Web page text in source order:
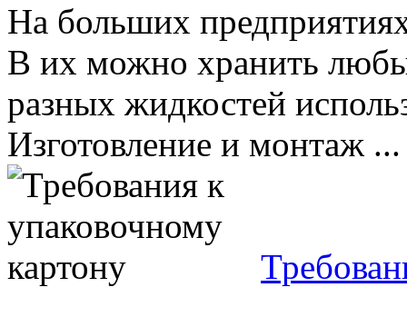
На больших
В их можно хранить
разных жидкостей
Изготовление и монтаж ...